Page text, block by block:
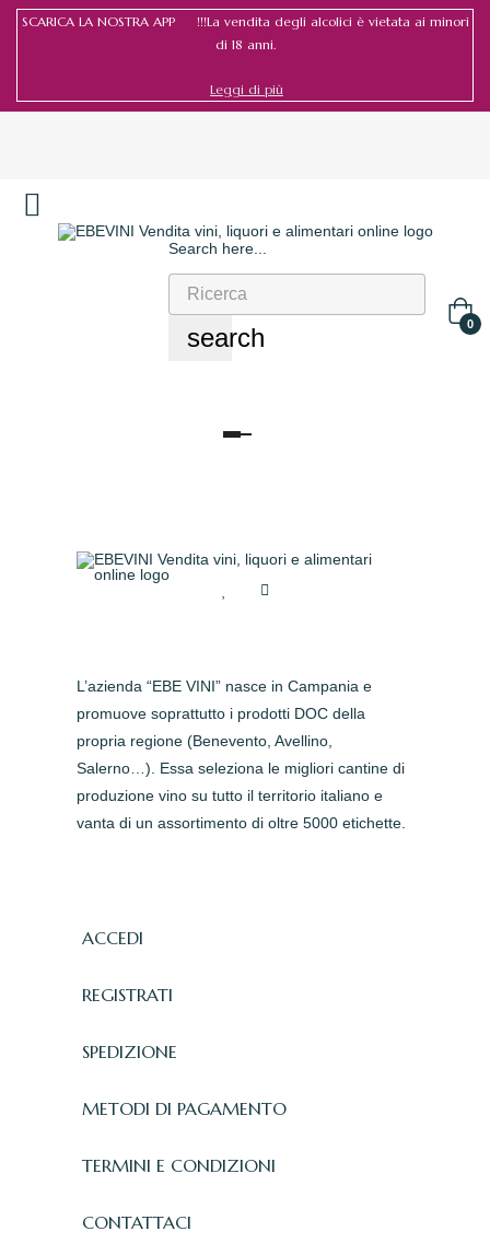
SCARICA LA NOSTRA APP !!!La vendita degli alcolici è vietata ai minori
di 18 anni.
Leggi di più
Search here...
search 0
navigazione
L’azienda “EBE VINI” nasce in Campania e
promuove soprattutto i prodotti DOC della
propria regione (Benevento, Avellino,
Salerno…). Essa seleziona le migliori cantine di
produzione vino su tutto il territorio italiano e
vanta di un assortimento di oltre 5000 etichette.
ACCEDI
REGISTRATI
SPEDIZIONE
METODI DI PAGAMENTO
TERMINI E CONDIZIONI
CONTATTACI